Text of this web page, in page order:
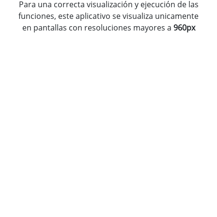
Para una correcta visualización y ejecución de las
funciones, este aplicativo se visualiza unicamente
en pantallas con resoluciones mayores a 960px